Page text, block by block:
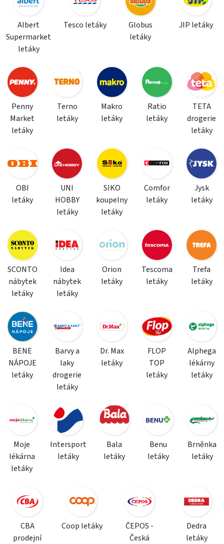
Albert
Supermarket
letáky
Tesco letáky
Globus
letáky
JIP letáky
Penny
Market
letáky
Terno
letáky
Makro
letáky
Ratio
letáky
TETA
drogerie
letáky
OBI
letáky
UNI
HOBBY
letáky
SIKO
koupelny
letáky
Comfor
letáky
Jysk
letáky
SCONTO
nábytek
letáky
Idea
nábytek
letáky
Orion
letáky
Tescoma
letáky
Trefa
letáky
BENE
NÁPOJE
letáky
Barvy a
laky
drogerie
letáky
Dr. Max
letáky
FLOP
TOP
letáky
Alphega
lékárny
letáky
Moje
lékárna
letáky
Intersport
letáky
Bala
letáky
Benu
letáky
Brněnka
letáky
CBA
prodejní
Coop letáky
ČEPOS -
Česká
Dedra
letáky